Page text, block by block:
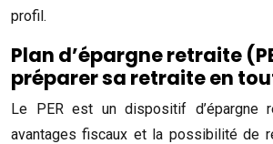
profil.
Plan d’épargne retraite
préparer sa retraite en
Le PER est un dispositif d’épargne
avantages fiscaux et la possibilité de